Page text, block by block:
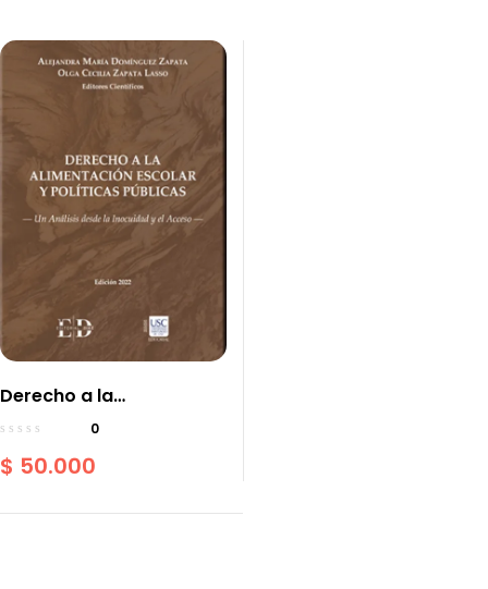
Derecho a la
alimentación escolar y
Análisis desde la
0
$ 50.000